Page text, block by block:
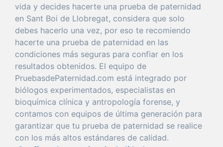
vida y decides hacerte una prueba de paternidad
en Sant Boi de Llobregat, considera que solo
debes hacerlo una vez, por eso te recomiendo
hacerte una prueba de paternidad en las
condiciones más seguras para confiar en los
resultados obtenidos. El equipo de
PruebasdePaternidad.com está integrado por
biólogos experimentados, especialistas en
bioquímica clínica y antropología forense, y
contamos con equipos de última generación para
garantizar que tu prueba de paternidad se realice
con los más altos estándares de calidad.